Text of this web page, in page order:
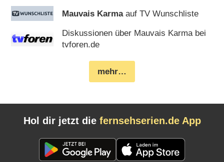
Mauvais Karmaauf TV Wunschliste
Diskussionen über Mauvais Karma bei
tvforen.de
mehr…
Hol dir jetzt die fernsehserien.de App